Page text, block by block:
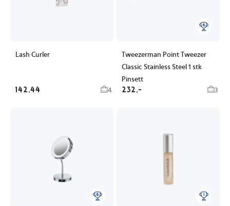
Lash Curler
142,44 4
Tweezerman Point Tweezer
Classic Stainless Steel 1 stk
Pinsett
232,- 3